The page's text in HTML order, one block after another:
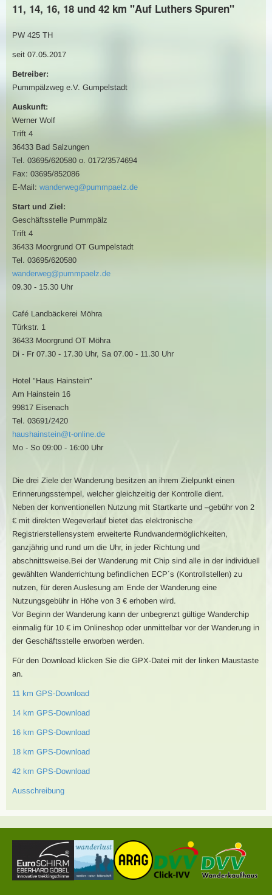
11, 14, 16, 18 und 42 km "Auf Luthers Spuren"
PW 425 TH
seit 07.05.2017
Betreiber:
Pummpälzweg e.V. Gumpelstadt
Auskunft:
Werner Wolf
Trift 4
36433 Bad Salzungen
Tel. 03695/620580 o. 0172/3574694
Fax: 03695/852086
E-Mail: wanderweg@pummpaelz.de
Start und Ziel:
Geschäftsstelle Pummpälz
Trift 4
36433 Moorgrund OT Gumpelstadt
Tel. 03695/620580
wanderweg@pummpaelz.de
09.30 - 15.30 Uhr
Café Landbäckerei Möhra
Türkstr. 1
36433 Moorgrund OT Möhra
Di - Fr 07.30 - 17.30 Uhr, Sa 07.00 - 11.30 Uhr
Hotel "Haus Hainstein"
Am Hainstein 16
99817 Eisenach
Tel. 03691/2420
haushainstein@t-online.de
Mo - So 09:00 - 16:00 Uhr
Die drei Ziele der Wanderung besitzen an ihrem Zielpunkt einen
Erinnerungsstempel, welcher gleichzeitig der Kontrolle dient.
Neben der konventionellen Nutzung mit Startkarte und –gebühr von 2
€ mit direkten Wegeverlauf bietet das elektronische
Registrierstellensystem erweiterte Rundwandermöglichkeiten,
ganzjährig und rund um die Uhr, in jeder Richtung und
abschnittsweise.Bei der Wanderung mit Chip sind alle in der individuell
gewählten Wanderrichtung befindlichen ECP´s (Kontrollstellen) zu
nutzen, für deren Auslesung am Ende der Wanderung eine
Nutzungsgebühr in Höhe von 3 € erhoben wird.
Vor Beginn der Wanderung kann der unbegrenzt gültige Wanderchip
einmalig für 10 € im Onlineshop oder unmittelbar vor der Wanderung in
der Geschäftsstelle erworben werden.
Für den Download klicken Sie die GPX-Datei mit der linken Maustaste
an.
11 km GPS-Download
14 km GPS-Download
16 km GPS-Download
18 km GPS-Download
42 km GPS-Download
Ausschreibung